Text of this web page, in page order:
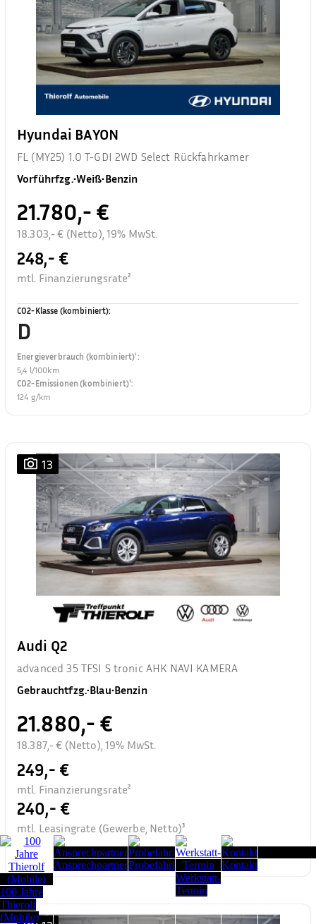
Hyundai BAYON
FL (MY25) 1.0 T-GDI 2WD Select Rückfahrkamer
Vorführfzg.•Weiß•Benzin
21.780,- €
18.303,- € (Netto), 19% MwSt.
248,- €
mtl. Finanzierungsrate²
CO2-Klasse (kombiniert):
D
Energieverbrauch (kombiniert)¹:
5,4 l/100km
CO2-Emissionen (kombiniert)¹:
124 g/km
13
Audi Q2
advanced 35 TFSI S tronic AHK NAVI KAMERA
Gebrauchtfzg.•Blau•Benzin
21.880,- €
18.387,- € (Netto), 19% MwSt.
249,- €
mtl. Finanzierungsrate²
240,- €
mtl. Leasingrate (Gewerbe, Netto)³
100 Jahre
Thierolf
(Mobile)
AnsprechpartnerProbefahrt
Werkstatt-
Termin
Kontakt